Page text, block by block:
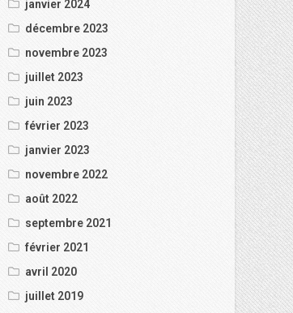
janvier 2024
décembre 2023
novembre 2023
juillet 2023
juin 2023
février 2023
janvier 2023
novembre 2022
août 2022
septembre 2021
février 2021
avril 2020
juillet 2019